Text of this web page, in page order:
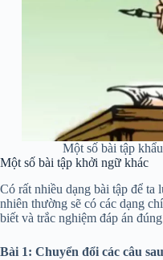
Một số bài tập
Một số bài tập khởi ngữ khác
Có rất nhiều dạng bài tập để
nhiên thường sẽ có các dạng
biết và trắc nghiệm đáp án
Bài 1: Chuyển đổi các câu